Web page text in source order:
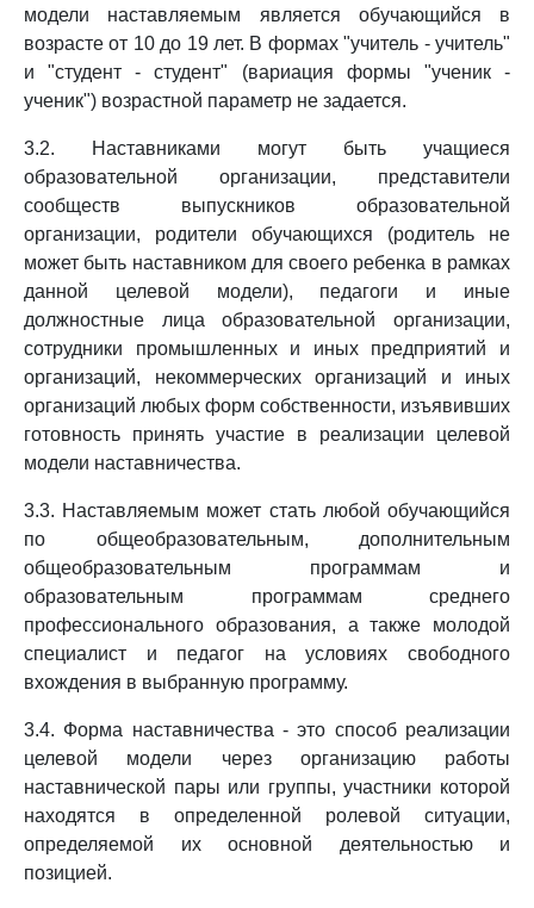
модели наставляемым является обучающийся в
возрасте от 10 до 19 лет. В формах "учитель - учитель"
и "студент - студент" (вариация формы "ученик -
ученик") возрастной параметр не задается.
3.2. Наставниками могут быть учащиеся
образовательной организации, представители
сообществ выпускников образовательной
организации, родители обучающихся (родитель не
может быть наставником для своего ребенка в рамках
данной целевой модели), педагоги и иные
должностные лица образовательной организации,
сотрудники промышленных и иных предприятий и
организаций, некоммерческих организаций и иных
организаций любых форм собственности, изъявивших
готовность принять участие в реализации целевой
модели наставничества.
3.3. Наставляемым может стать любой обучающийся
по общеобразовательным, дополнительным
общеобразовательным программам и
образовательным программам среднего
профессионального образования, а также молодой
специалист и педагог на условиях свободного
вхождения в выбранную программу.
3.4. Форма наставничества - это способ реализации
целевой модели через организацию работы
наставнической пары или группы, участники которой
находятся в определенной ролевой ситуации,
определяемой их основной деятельностью и
позицией.